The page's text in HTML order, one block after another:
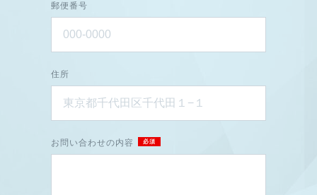
郵便番号
住所
お問い合わせの内容